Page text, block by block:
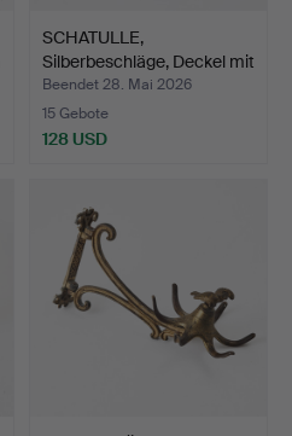
SCHATULLE,
Silberbeschläge, Deckel mit
Mot…
Beendet 28. Mai 2026
15 Gebote
128 USD